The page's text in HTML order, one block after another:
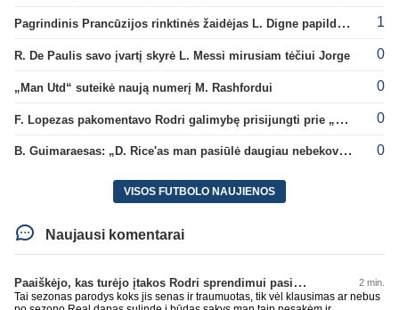
Pagrindinis Prancūzijos rinktinės žaidėjas L. Digne papildė PSG gretas 1
R. De Paulis savo įvartį skyrė L. Messi mirusiam tėčiui Jorge 0
„Man Utd“ suteikė naują numerį M. Rashfordui 0
F. Lopezas pakomentavo Rodri galimybę prisijungti prie „Barcelona“ ekipos 0
B. Guimaraesas: „D. Rice'as man pasiūlė daugiau nebekovoti tarpusavyje“ 0
VISOS FUTBOLO NAUJIENOS
Naujausi komentarai
Paaiškėjo, kas turėjo įtakos Rodri sprendimui pasirinkti Barselonos pusę 2 min.
Tai sezonas parodys koks jis senas ir traumuotas, tik vėl klausimas ar nebus